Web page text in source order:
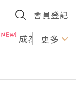
會員登記
成為U更多